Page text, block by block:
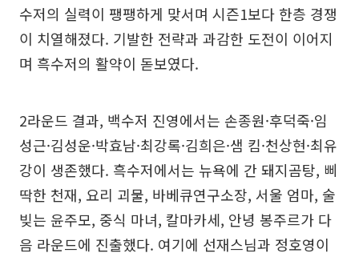
수저의 실력이 팽팽하게 맞서며 시즌1보다 한층 경쟁
이 치열해졌다. 기발한 전략과 과감한 도전이 이어지
며 흑수저의 활약이 돋보였다.
2라운드 결과, 백수저 진영에서는 손종원·후덕죽·임
성근·김성운·박효남·최강록·김희은·샘 킴·천상현·최유
강이 생존했다. 흑수저에서는 뉴욕에 간 돼지곰탕, 삐
딱한 천재, 요리 괴물, 바베큐연구소장, 서울 엄마, 술
빚는 윤주모, 중식 마녀, 칼마카세, 안녕 봉주르가 다
음 라운드에 진출했다. 여기에 선재스님과 정호영이